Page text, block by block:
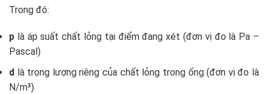
Trong đó:
p là áp suất chất lỏng tại điểm đang xét (đơn vị đo là Pa –
Pascal)
d là trọng lượng riêng của chất lỏng trong ống (đơn vị đo là
N/m³)